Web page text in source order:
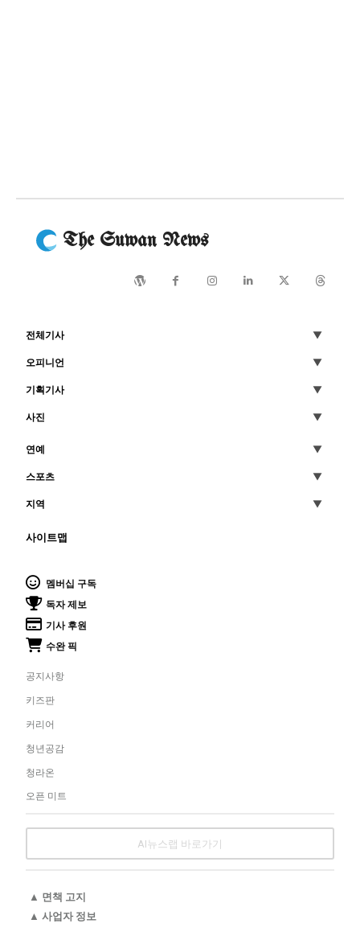
The Suwan News
전체기사
오피니언
기획기사
사진
연예
스포츠
지역
사이트맵
멤버십 구독
독자 제보
기사 후원
수완 픽
공지사항
키즈판
커리어
청년공감
청라온
오픈 미트
AI뉴스랩 바로가기
▲ 면책 고지
▲ 사업자 정보